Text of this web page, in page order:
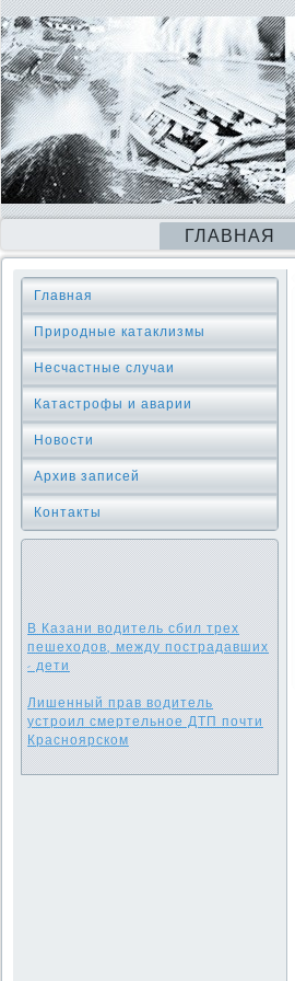
ГЛАВНАЯ
Главная
Природные катаклизмы
Несчастные случаи
Катастрофы и аварии
Новости
Архив записей
Контакты
В Казани водитель сбил трех
пешеходов, между пострадавших
- дети
Лишенный прав водитель
устроил смертельное ДТП почти
Красноярском